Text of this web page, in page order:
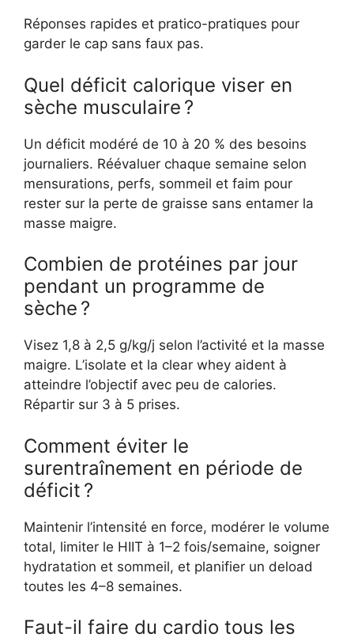
Réponses rapides et pratico-pratiques pour
garder le cap sans faux pas.
Quel déficit calorique viser en
sèche musculaire ?
Un déficit modéré de 10 à 20 % des besoins
journaliers. Réévaluer chaque semaine selon
mensurations, perfs, sommeil et faim pour
rester sur la perte de graisse sans entamer la
masse maigre.
Combien de protéines par jour
pendant un programme de
sèche ?
Visez 1,8 à 2,5 g/kg/j selon l’activité et la masse
maigre. L’isolate et la clear whey aident à
atteindre l’objectif avec peu de calories.
Répartir sur 3 à 5 prises.
Comment éviter le
surentraînement en période de
déficit ?
Maintenir l’intensité en force, modérer le volume
total, limiter le HIIT à 1–2 fois/semaine, soigner
hydratation et sommeil, et planifier un deload
toutes les 4–8 semaines.
Faut-il faire du cardio tous les